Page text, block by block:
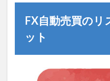
FX自動売買の
ット